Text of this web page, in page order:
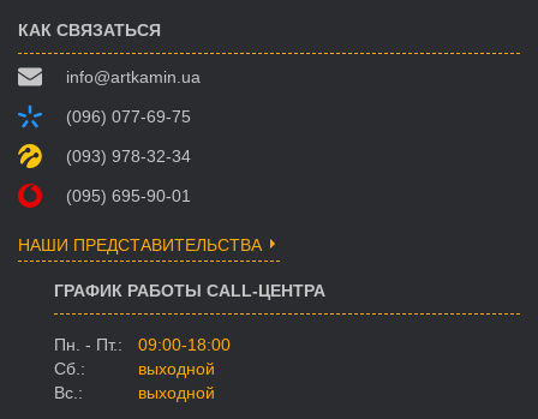
КАК СВЯЗАТЬСЯ
info@artkamin.ua
(096) 077-69-75
(093) 978-32-34
(095) 695-90-01
НАШИ ПРЕДСТАВИТЕЛЬСТВА
ГРАФИК РАБОТЫ CALL-ЦЕНТРА
Пн. - Пт.:
09:00-18:00
Сб.:
выходной
Вс.:
выходной